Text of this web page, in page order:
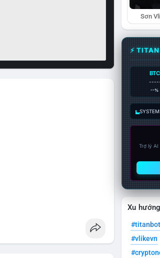
Sơn
⚡
BTC
--%
Trợ lý
Xu
#titanbot
#vlikevn